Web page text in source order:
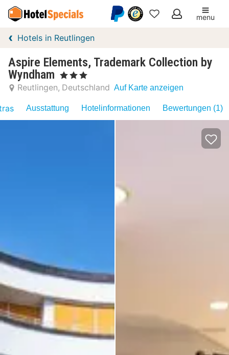
Meine
menu
Hotels in Reutlingen
Aspire Elements, Trademark Collection by
Wyndham
, 3 Sterne
Reutlingen Deutschland Auf Karte anzeigen
Ausstattung Hotelinformationen Bewertungen (1)